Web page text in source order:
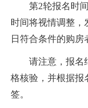
第2轮报名时间
时间将视情调整，
日符合条件的购房
请注意，报名
格核验，并根据报
签。